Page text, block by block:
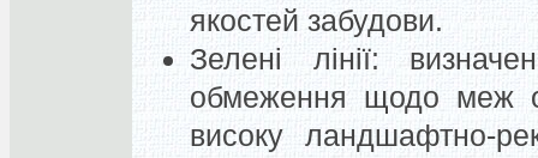
якостей забудови.
Зелені лінії:
обмеження щодо меж
високу ландшафтно-